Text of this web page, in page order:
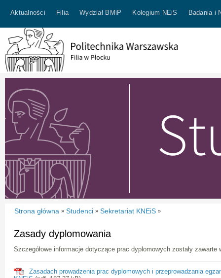
Aktualności Filia Wydział BMiP Kolegium NEiS Badania i
Strona główna » Studenci » Sekretariat KNEiS »
Zasady dyplomowania
Szczegółowe informacje dotyczące prac dyplomowych zostały zawarte
Zasadach prowadzenia prac dyplomowych i przeprowadzania